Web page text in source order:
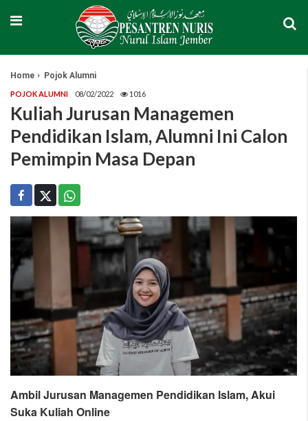
Home Pojok Alumni
POJOK ALUMNI 08/02/2022 1016
Kuliah Jurusan Managemen
Pendidikan Islam, Alumni Ini Calon
Pemimpin Masa Depan
Ambil Jurusan Managemen Pendidikan Islam, Akui
Suka Kuliah Online